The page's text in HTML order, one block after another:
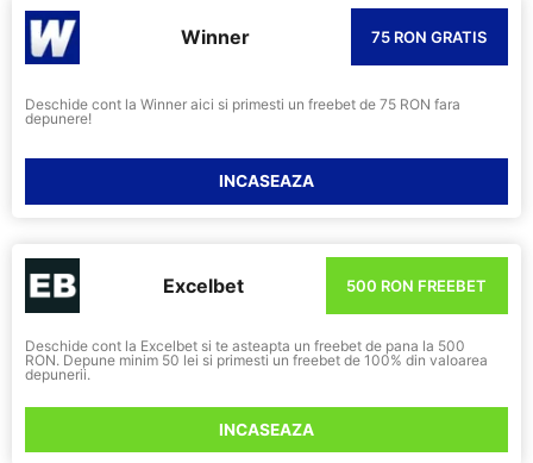
Winner 75 RON GRATIS
Deschide cont la Winner aici si primesti un freebet de 75 RON fara
depunere!
INCASEAZA
Excelbet 500 RON FREEBET
Deschide cont la Excelbet si te asteapta un freebet de pana la 500
RON. Depune minim 50 lei si primesti un freebet de 100% din valoarea
depunerii.
INCASEAZA